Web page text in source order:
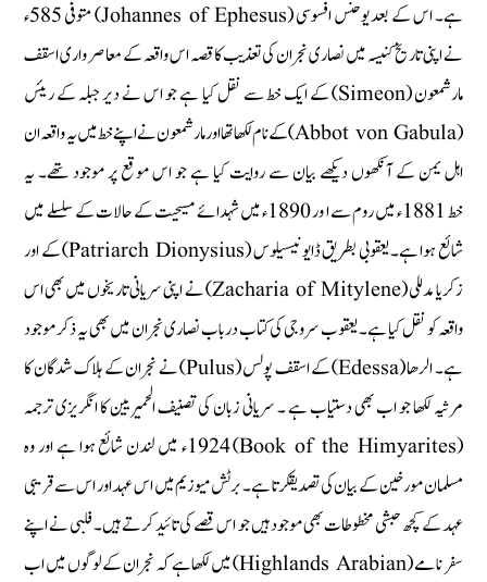
ہے۔ اس کے بعد یوحنس افسوسی (Johannes of Ephesus) متوفی 585ء
نے اپنی تاریخ کنیسہ میں نصاری نجران کی تعذیب کا قصہ اس واقعہ کے معاصر واری اسقف
مارشمعون (Simeon) کے ایک خط سے نقل کیا ہے جو اس نے دیر جبلہ کے ریئس
(Abbot von Gabula) کے نام لکھا تھا اور مارشمعون نے اپنے خط میں یہ واقعہ ان
اہل یمن کے آنکھوں دیکھے بیان سے روایت کیا ہے جو اس موقع پر موجود تھے۔ یہ
خط 1881ء میں روم سے ا ور 1890ء میں شہدائے مسیحیت کے حالات کے سلسلے میں
شائع ہوا ہے۔ یعقوبی بطریق ڈایو نیسیلوس (Patriarch Dionysius) کے اور
زکریا مدللی (Zacharia of Mitylene) نے اپنی سریانی تاریخوں میں بھی اس
واقعہ کو نقل کیا ہے۔ یعقوب سروجی کی کتاب درباب نصاری نجران میں بھی یہ ذکر موجود
ہے۔ الرھا (Edessa) کے اسقف پولس (Pulus) نے نجران کے ہلاک شدگان کا
مرثیہ لکھا جو اب بھی دستیاب ہے ۔ سریانی زبان کی تصنیف الحمیریین کا انگریزی ترجمہ
(Book of the Himyarites) 1924ء میں لندن شائع ہوا ہے اور وہ
مسلمان مورخین کے بیان کی تصدیقکرتا ہے ۔ برٹش میوزیم میں اس عہد اور اس سے قریبی
عہد کے کچھ حبشی مخطوطات بھی موجود ہیں جو اس قصے کی تائید کرتے ہیں۔ فلبی نے اپنے
سفر نامے (Highlands Arabian) میں لکھا ہے کہ نجران کے لوگوں میں اب